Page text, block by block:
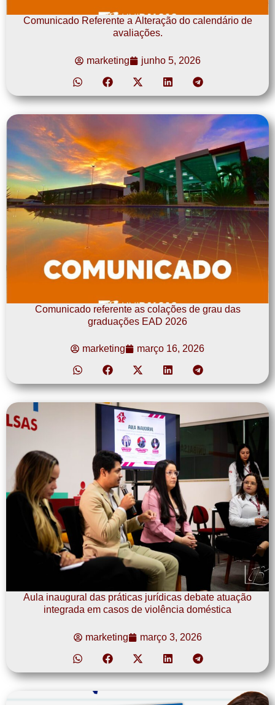
Comunicado Referente a Alteração do calendário de
avaliações.
marketing junho 5, 2026
Comunicado referente as colações de grau das
graduações EAD 2026
marketing março 16, 2026
Aula inaugural das práticas jurídicas debate atuação
integrada em casos de violência doméstica
marketing março 3, 2026